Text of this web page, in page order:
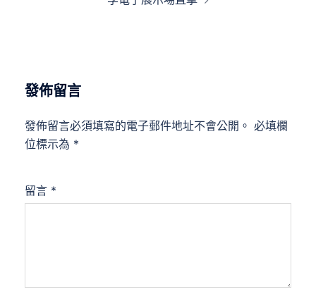
發佈留言
發佈留言必須填寫的電子郵件地址不會公開。 必填欄
位標示為 *
留言 *